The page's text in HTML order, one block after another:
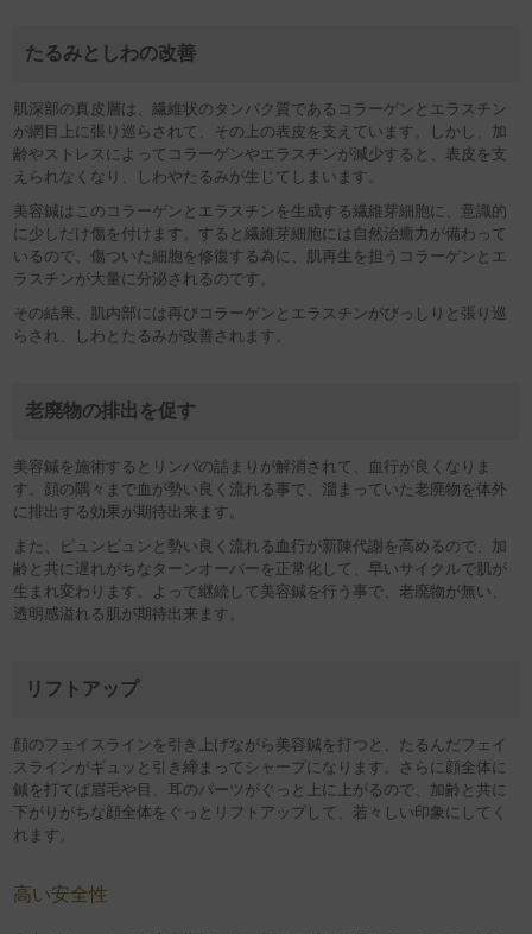
たるみとしわの改善
肌深部の真皮層は、繊維状のタンパク質であるコラーゲンとエラスチン
が網目上に張り巡らされて、その上の表皮を支えています。しかし、加
齢やストレスによってコラーゲンやエラスチンが減少すると、表皮を支
えられなくなり、しわやたるみが生じてしまいます。
美容鍼はこのコラーゲンとエラスチンを生成する繊維芽細胞に、意識的
に少しだけ傷を付けます。すると繊維芽細胞には自然治癒力が備わって
いるので、傷ついた細胞を修復する為に、肌再生を担うコラーゲンとエ
ラスチンが大量に分泌されるのです。
その結果、肌内部には再びコラーゲンとエラスチンがびっしりと張り巡
らされ、しわとたるみが改善されます。
老廃物の排出を促す
美容鍼を施術するとリンパの詰まりが解消されて、血行が良くなりま
す。顔の隅々まで血が勢い良く流れる事で、溜まっていた老廃物を体外
に排出する効果が期待出来ます。
また、ビュンビュンと勢い良く流れる血行が新陳代謝を高めるので、加
齢と共に遅れがちなターンオーバーを正常化して、早いサイクルで肌が
生まれ変わります。よって継続して美容鍼を行う事で、老廃物が無い、
透明感溢れる肌が期待出来ます。
リフトアップ
顔のフェイスラインを引き上げながら美容鍼を打つと、たるんだフェイ
スラインがギュッと引き締まってシャープになります。さらに顔全体に
鍼を打てば眉毛や目、耳のパーツがぐっと上に上がるので、加齢と共に
下がりがちな顔全体をぐっとリフトアップして、若々しい印象にしてく
れます。
高い安全性